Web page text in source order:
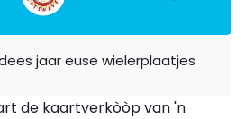
jaar euse wielerplaatjes
de kaartverkòòp van 'n